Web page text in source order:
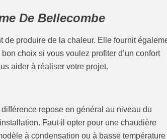
De Bellecombe
de produire de la chaleur. Elle fournit
choix si vous voulez profiter d’un confort
aider à réaliser votre projet.
repose en général au niveau du
Faut-il opter pour une chaudière
à condensation ou à basse température